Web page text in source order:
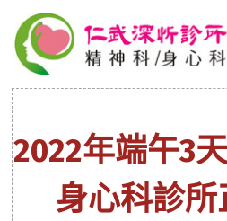
2022年端午3
身心科診